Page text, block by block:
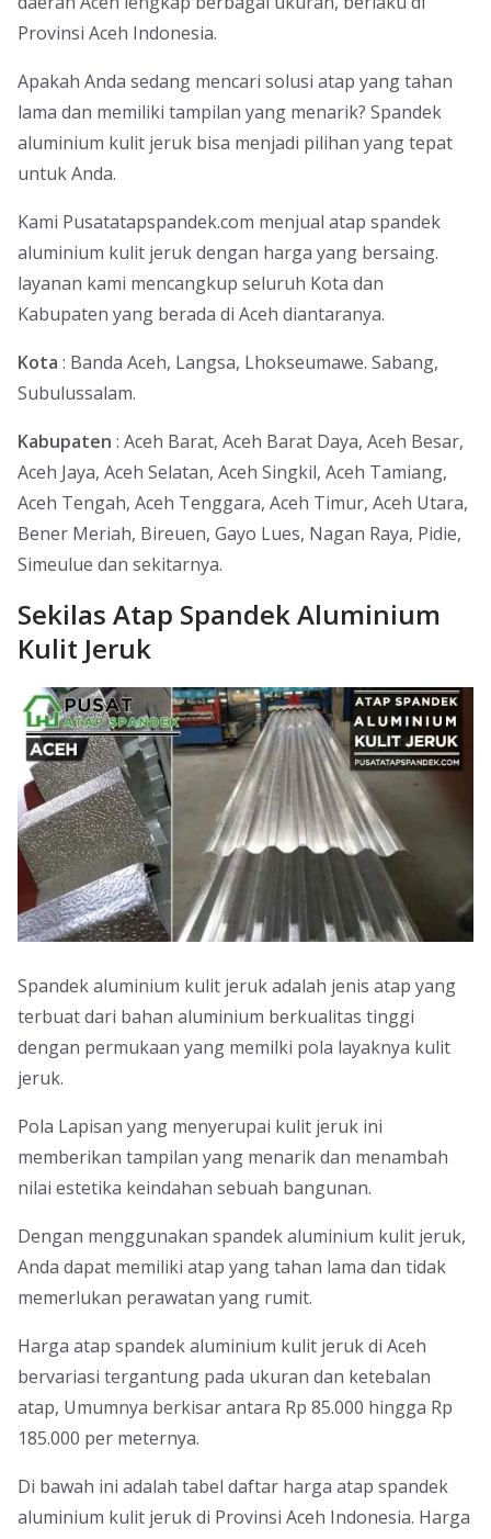
Provinsi Aceh Indonesia.
Apakah Anda sedang mencari solusi atap yang tahan
lama dan memiliki tampilan yang menarik? Spandek
aluminium kulit jeruk bisa menjadi pilihan yang tepat
untuk Anda.
Kami Pusatatapspandek.com menjual atap spandek
aluminium kulit jeruk dengan harga yang bersaing.
layanan kami mencangkup seluruh Kota dan
Kabupaten yang berada di Aceh diantaranya.
Kota : Banda Aceh, Langsa, Lhokseumawe. Sabang,
Subulussalam.
Kabupaten : Aceh Barat, Aceh Barat Daya, Aceh Besar,
Aceh Jaya, Aceh Selatan, Aceh Singkil, Aceh Tamiang,
Aceh Tengah, Aceh Tenggara, Aceh Timur, Aceh Utara,
Bener Meriah, Bireuen, Gayo Lues, Nagan Raya, Pidie,
Simeulue dan sekitarnya.
Sekilas Atap Spandek Aluminium
Kulit Jeruk
Spandek aluminium kulit jeruk adalah jenis atap yang
terbuat dari bahan aluminium berkualitas tinggi
dengan permukaan yang memilki pola layaknya kulit
jeruk.
Pola Lapisan yang menyerupai kulit jeruk ini
memberikan tampilan yang menarik dan menambah
nilai estetika keindahan sebuah bangunan.
Dengan menggunakan spandek aluminium kulit jeruk,
Anda dapat memiliki atap yang tahan lama dan tidak
memerlukan perawatan yang rumit.
Harga atap spandek aluminium kulit jeruk di Aceh
bervariasi tergantung pada ukuran dan ketebalan
atap, Umumnya berkisar antara Rp 85.000 hingga Rp
185.000 per meternya.
Di bawah ini adalah tabel daftar harga atap spandek
aluminium kulit jeruk di Provinsi Aceh Indonesia. Harga